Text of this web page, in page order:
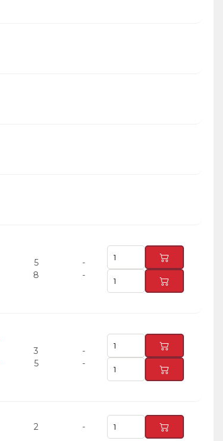
5
8
-
-
3
5
-
-
2 -